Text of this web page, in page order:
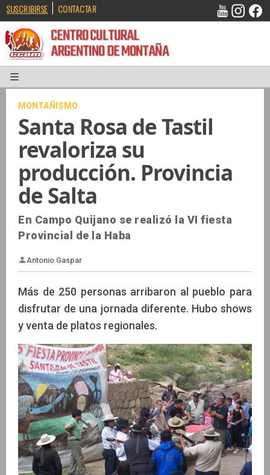
SUSCRIBIRSE | CONTACTAR
CENTRO CULTURAL
ARGENTINO DE MONTAÑA
MONTAÑISMO
Santa Rosa de Tastil
revaloriza su
producción. Provincia
de Salta
En Campo Quijano se realizó la VI fiesta
Provincial de la Haba
Antonio Gaspar
Más de 250 personas arribaron al pueblo para
disfrutar de una jornada diferente. Hubo shows
y venta de platos regionales.